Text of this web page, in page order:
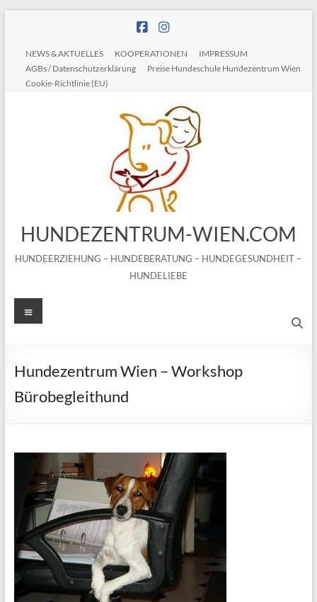
NEWS & AKTUELLES KOOPERATIONEN
IMPRESSUM
AGBs / Datenschutzerklärung
Preise Hundeschule Hundezentrum Wien
Cookie-Richtlinie (EU)
HUNDEZENTRUM-WIEN.COM
HUNDEERZIEHUNG – HUNDEBERATUNG – HUNDEGESUNDHEIT –
HUNDELIEBE
Menü
Hundezentrum Wien – Workshop
Bürobegleithund